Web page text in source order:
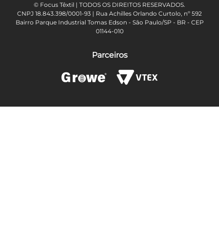
© Focus Têxtil | TODOS OS DIREITOS RESERVADOS.
CNPJ 18.843.398/0001-93 | Rua Achilles Orlando Curtolo, nº 592
Bairro Parque Industrial Tomas Edson - São Paulo/SP - BR - CEP
01144-010
Parceiros